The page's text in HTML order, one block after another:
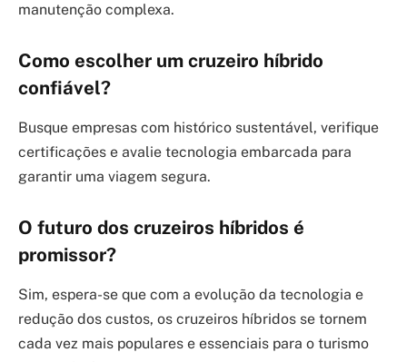
manutenção complexa.
Como escolher um cruzeiro híbrido
confiável?
Busque empresas com histórico sustentável, verifique
certificações e avalie tecnologia embarcada para
garantir uma viagem segura.
O futuro dos cruzeiros híbridos é
promissor?
Sim, espera-se que com a evolução da tecnologia e
redução dos custos, os cruzeiros híbridos se tornem
cada vez mais populares e essenciais para o turismo